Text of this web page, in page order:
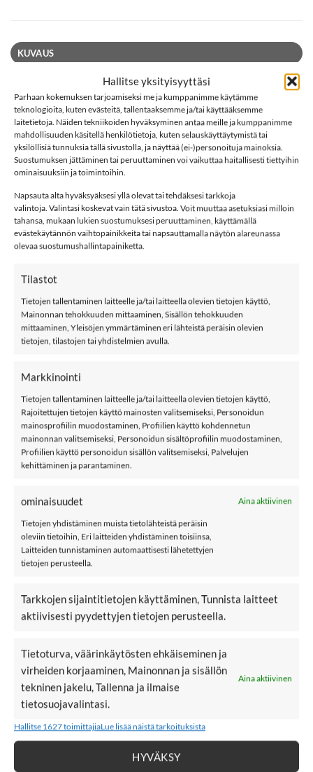
Hallitse yksityisyyttäsi
Parhaan kokemuksen tarjoamiseksi me ja kumppanimme käytämme
teknologioita, kuten evästeitä, tallentaaksemme ja/tai käyttääksemme
laitetietoja. Näiden tekniikoiden hyväksyminen antaa meille ja kumppanimme
mahdollisuuden käsitellä henkilötietoja, kuten selauskäyttäytymistä tai
yksilöllisiä tunnuksia tällä sivustolla, ja näyttää (ei-)personoituja mainoksia.
Suostumuksen jättäminen tai peruuttaminen voi vaikuttaa haitallisesti tiettyihin
ominaisuuksiin ja toimintoihin.
Napsauta alta hyväksyäksesi yllä olevat tai tehdäksesi tarkkoja
valintoja. Valintasi koskevat vain tätä sivustoa. Voit muuttaa asetuksiasi milloin
tahansa, mukaan lukien suostumuksesi peruuttaminen, käyttämällä
evästekäytännön vaihtopainikkeita tai napsauttamalla näytön alareunassa
olevaa suostumushallintapainiketta.
Tilastot
Tietojen tallentaminen laitteelle ja/tai laitteella olevien tietojen käyttö,
Mainonnan tehokkuuden mittaaminen, Sisällön tehokkuuden
mittaaminen, Yleisöjen ymmärtäminen eri lähteistä peräisin olevien
tietojen, tilastojen tai yhdistelmien avulla.
Markkinointi
Tietojen tallentaminen laitteelle ja/tai laitteella olevien tietojen käyttö,
Rajoitettujen tietojen käyttö mainosten valitsemiseksi, Personoidun
mainosprofiilin muodostaminen, Profiilien käyttö kohdennetun
mainonnan valitsemiseksi, Personoidun sisältöprofiilin muodostaminen,
Profiilien käyttö personoidun sisällön valitsemiseksi, Palvelujen
kehittäminen ja parantaminen.
ominaisuudet Aina aktiivinen
Tietojen yhdistäminen muista tietolähteistä peräisin
oleviin tietoihin, Eri laitteiden yhdistäminen toisiinsa,
Laitteiden tunnistaminen automaattisesti lähetettyjen
tietojen perusteella.
Tarkkojen sijaintitietojen käyttäminen, Tunnista laitteet
aktiivisesti pyydettyjen tietojen perusteella.
Tietoturva, väärinkäytösten ehkäiseminen ja
virheiden korjaaminen, Mainonnan ja sisällön
tekninen jakelu, Tallenna ja ilmaise
tietosuojavalintasi.
Aina aktiivinen
Hallitse 1627 toimittajiaLue lisää näistä tarkoituksista
HYVÄKSY
KUVAUS
ARVIOT (0)
KIDS ONLY KOGLOVE bikershortsit, Black
KIDS ONLY KOGLOVE on ihanat puuvillatrikoiset
pyöräilyshortsit. Shortsit yksiväriset mustat. Vyötäröllä
Materiaali: 95% puuvillaa, 5% elastaania
Väri: Black
Lisää shortseja
-50%
1115 farkkushortsit,
26,99€.13,50€.
6300 farkkushortsit,
LISÄÄ
SUOSIKKEIHIN
NAME IT NKMRYAN
6300 farkkushortsit,
Vintage Light
-50%
LISÄÄ
NAME IT NMFJILLIAN
collegeshortsit,